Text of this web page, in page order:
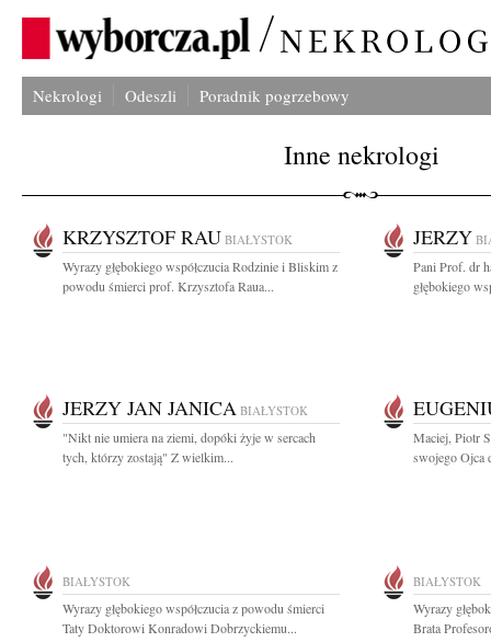
Nekrologi Odeszli Poradnik pogrzebowy
Inne nekrologi
KRZYSZTOF RAU BIAŁYSTOK
Wyrazy głębokiego współczucia Rodzinie i Bliskim z
powodu śmierci prof. Krzysztofa Raua...
JERZY
Pani Prof. dr
głębokiego
JERZY JAN JANICA BIAŁYSTOK
"Nikt nie umiera na ziemi, dopóki żyje w sercach
tych, którzy zostają" Z wielkim...
Maciej, Piotr
swojego Ojca
BIAŁYSTOK
Wyrazy głębokiego współczucia z powodu śmierci
Taty Doktorowi Konradowi Dobrzyckiemu...
BIAŁYSTOK
Wyrazy
Brata